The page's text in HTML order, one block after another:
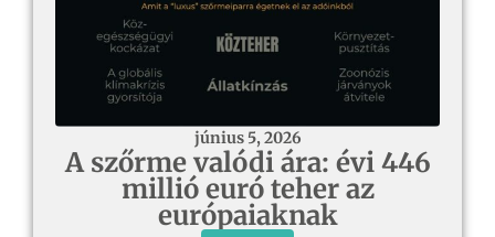
június 5, 2026
A szőrme valódi ára: évi 446
millió euró teher az
európaiaknak